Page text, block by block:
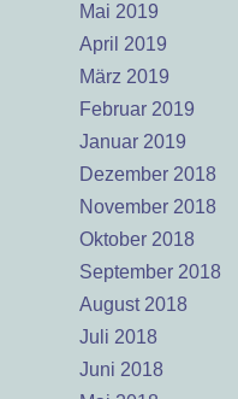
Mai 2019
April 2019
März 2019
Februar 2019
Januar 2019
Dezember 2018
November 2018
Oktober 2018
September 2018
August 2018
Juli 2018
Juni 2018